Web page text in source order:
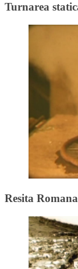
Turnarea
Resita